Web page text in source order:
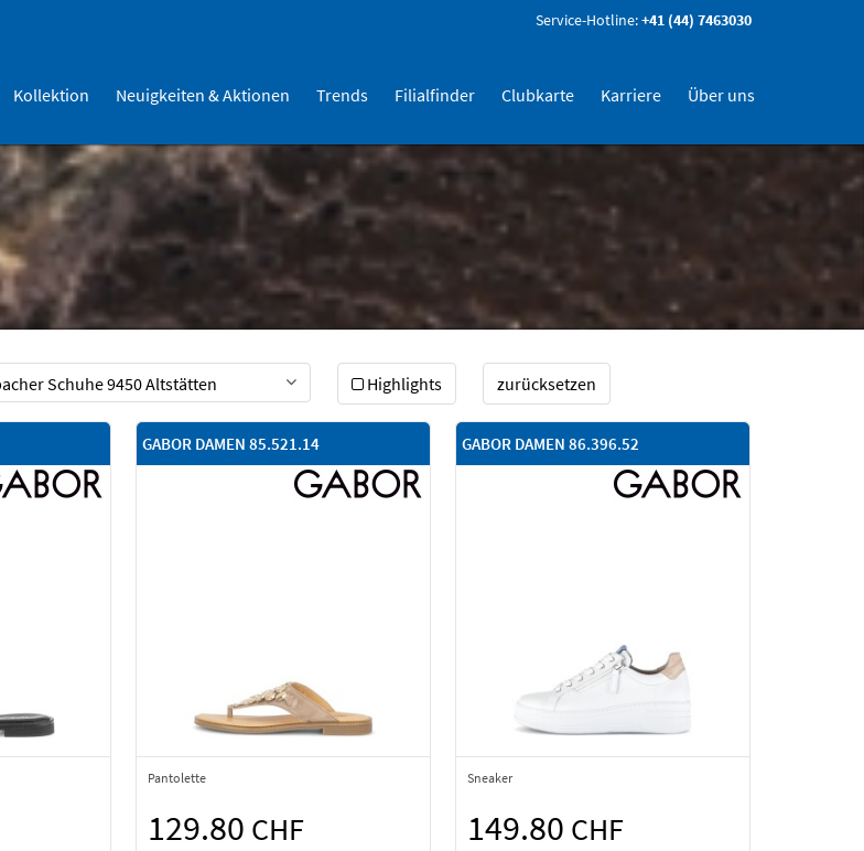
Service-Hotline:+41 (44) 7463030
Kollektion Neuigkeiten & Aktionen Trends Filialfinder Clubkarte Karriere Über uns
Highlights zurücksetzen
GABOR DAMEN 85.521.14
Pantolette
129.80 CHF
GABOR DAMEN 86.396.52
Sneaker
149.80 CHF